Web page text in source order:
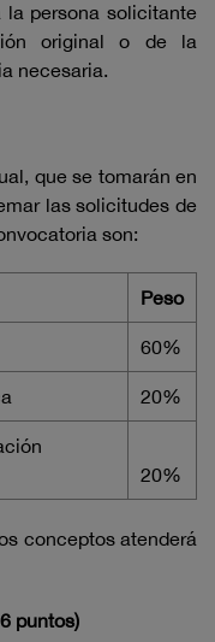
la persona solicitante
original o de la
necesaria.
que se tomarán en
las solicitudes de
son:
Peso
60%
20%
20%
conceptos atenderá
puntos)